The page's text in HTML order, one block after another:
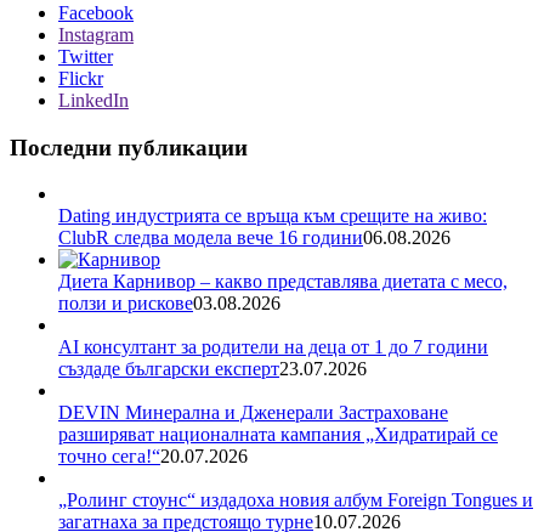
Facebook
Instagram
Twitter
Flickr
LinkedIn
Последни публикации
Dating индустрията се връща към срещите на живо:
ClubR следва модела вече 16 години06.08.2026
Диета Карнивор – какво представлява диетата с месо,
ползи и рискове03.08.2026
AI консултант за родители на деца от 1 до 7 години
създаде български експерт23.07.2026
DEVIN Минерална и Дженерали Застраховане
разширяват националната кампания „Хидратирай се
точно сега!“20.07.2026
„Ролинг стоунс“ издадоха новия албум Foreign Tongues и
загатнаха за предстоящо турне10.07.2026